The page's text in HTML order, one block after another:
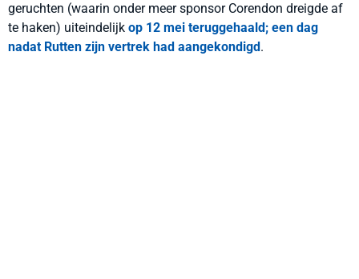
geruchten (waarin onder meer sponsor Corendon dreigde af
te haken) uiteindelijk op 12 mei teruggehaald; een dag
nadat Rutten zijn vertrek had aangekondigd.